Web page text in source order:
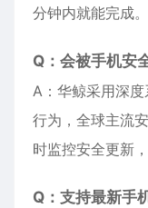
分钟内就能完成。
Q：会被手机安
A：华鲸采用深
行为，全球主流
时监控安全更新
Q：支持最新手